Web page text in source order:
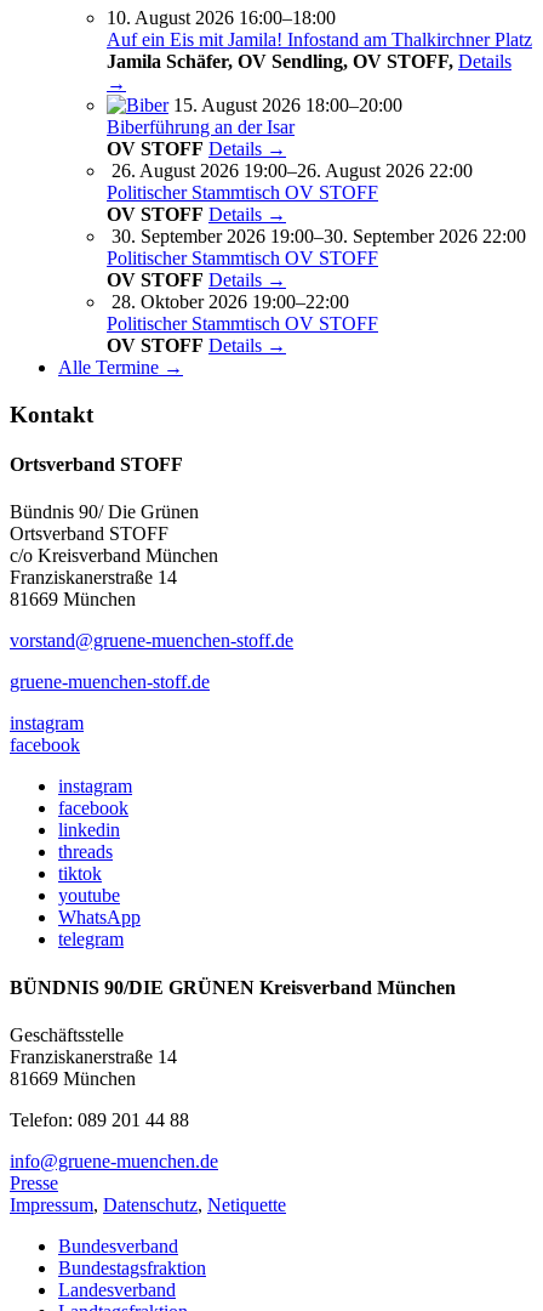
10. August 2026 16:00–18:00
Auf ein Eis mit Jamila! Infostand am Thalkirchner Platz
Jamila Schäfer, OV Sendling, OV STOFF, Details
→
15. August 2026 18:00–20:00
Biberführung an der Isar
OV STOFF Details →
26. August 2026 19:00–26. August 2026 22:00
Politischer Stammtisch OV STOFF
OV STOFF Details →
30. September 2026 19:00–30. September 2026 22:00
Politischer Stammtisch OV STOFF
OV STOFF Details →
28. Oktober 2026 19:00–22:00
Politischer Stammtisch OV STOFF
OV STOFF Details →
Alle Termine →
Kontakt
Ortsverband STOFF
Bündnis 90/ Die Grünen
Ortsverband STOFF
c/o Kreisverband München
Franziskanerstraße 14
81669 München
vorstand@gruene-muenchen-stoff.de
gruene-muenchen-stoff.de
instagram
facebook
instagram
facebook
linkedin
threads
tiktok
youtube
WhatsApp
telegram
BÜNDNIS 90/DIE GRÜNEN Kreisverband München
Geschäftsstelle
Franziskanerstraße 14
81669 München
Telefon: 089 201 44 88
info@gruene-muenchen.de
Presse
Impressum, Datenschutz, Netiquette
Bundesverband
Bundestagsfraktion
Landesverband